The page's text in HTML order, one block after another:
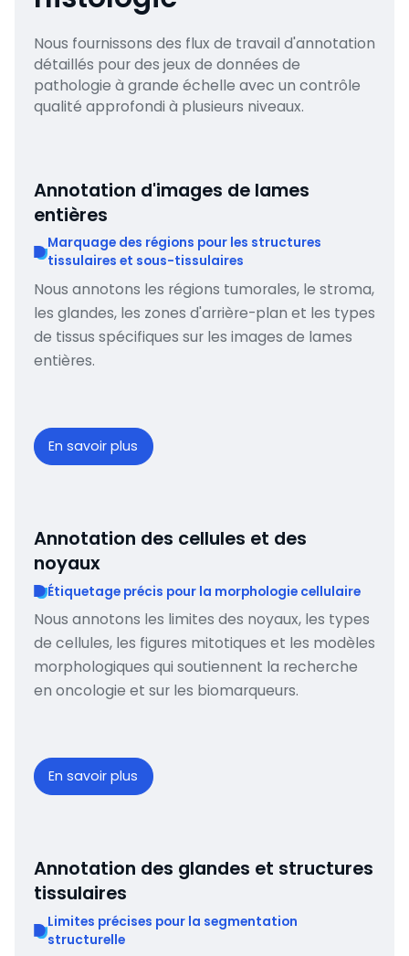
Nous fournissons des flux de travail d'annotation
détaillés pour des jeux de données de
pathologie à grande échelle avec un contrôle
qualité approfondi à plusieurs niveaux.
Annotation d'images de lames
entières
Marquage des régions pour les structures
tissulaires et sous-tissulaires
Nous annotons les régions tumorales, le stroma,
les glandes, les zones d'arrière-plan et les types
de tissus spécifiques sur les images de lames
entières.
En savoir plus
Annotation des cellules et des
noyaux
Étiquetage précis pour la morphologie cellulaire
Nous annotons les limites des noyaux, les types
de cellules, les figures mitotiques et les modèles
morphologiques qui soutiennent la recherche
en oncologie et sur les biomarqueurs.
En savoir plus
Annotation des glandes et structures
tissulaires
Limites précises pour la segmentation
structurelle